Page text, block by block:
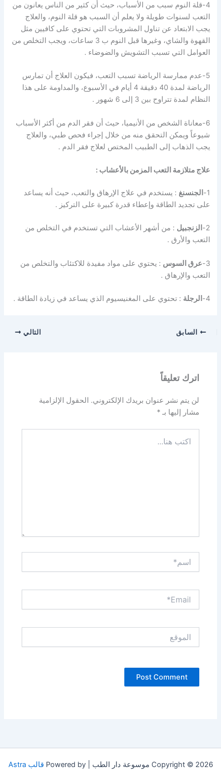
4-قلة النوم سبب من الأسباب، حيث أن كثير من الناس يعانون من
التعب لسنوات طويلة ولا يعلم أن السبب هو قلة النوم، والعلاج
يجب الابتعاد عن تناول المشروبات التي تحتوي على كافيين مثل
القهوة والشاي، وغيرها قبل النوم ب 3 ساعات، ويجب التخلص من
العوامل التي تسبب التشويش والضوضاء .
5-عدم ممارسة الرياضة تسبب التعب، فيكون العلاج أن تمارس
الرياضة لمدة 40 دقيقة 4 أيام في الأسبوع، والمداومة على هذا
النظام لمدة تتراوح بين 3 إلى 6 شهور .
6-معاناة الشخص من الأنيميا، حيث أن فقر الدم من أكثر الأسباب
شيوعاً ويمكن التحقق منه من خلال إجراء فحص طبي، والعلاج
يجب الذهاب إلى الطبيب المختص لعلاج فقر الدم .
علاج متلازمة التعب المزمن بالأعشاب :
1- الجنسنغ : يستخدم في علاج الإرهاق والتعب، حيث أنه يساعد
على تجديد الطاقة وإعطاء قدرة كبيرة على التركيز .
2- الزنجبيل : من أشهر الأعشاب التي تستخدم في التخلص من
التعب والأرق .
3- عرق السوس : يحتوي على مواد مفيدة للاكتئاب والتخلص من
التعب والإرهاق .
4- الرجلة : تحتوي على المغنيسيوم الذي يساعد في زيادة الطاقة .
السابق التالي
اترك تعليقاً
لن يتم نشر عنوان بريدك الإلكتروني. الحقول الإلزامية
مشار إليها بـ*
هنا...
Copyright © 2026 موسوعة دار الطب | Powered by قالب Astra